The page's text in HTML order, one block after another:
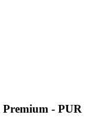
Premium - PUR